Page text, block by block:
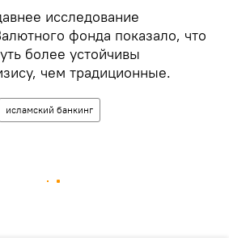
исследование
фонда показало, что
более устойчивы
чем традиционные.
исламский банкинг